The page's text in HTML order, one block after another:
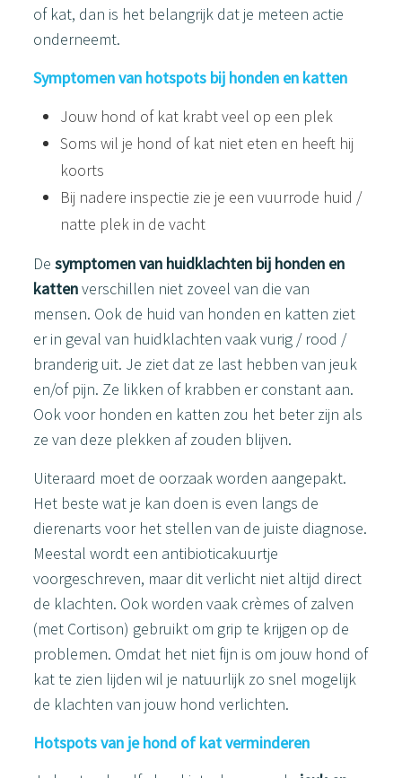
of kat, dan is het belangrijk dat je meteen actie
onderneemt.
Symptomen van hotspots bij honden en katten
Jouw hond of kat krabt veel op een plek
Soms wil je hond of kat niet eten en heeft hij
koorts
Bij nadere inspectie zie je een vuurrode huid /
natte plek in de vacht
De symptomen van huidklachten bij honden en
kattenverschillen niet zoveel van die van
mensen. Ook de huid van honden en katten ziet
er in geval van huidklachten vaak vurig / rood /
branderig uit. Je ziet dat ze last hebben van jeuk
en/of pijn. Ze likken of krabben er constant aan.
Ook voor honden en katten zou het beter zijn als
ze van deze plekken af zouden blijven.
Uiteraard moet de oorzaak worden aangepakt.
Het beste wat je kan doen is even langs de
dierenarts voor het stellen van de juiste diagnose.
Meestal wordt een antibioticakuurtje
voorgeschreven, maar dit verlicht niet altijd direct
de klachten. Ook worden vaak crèmes of zalven
(met Cortison) gebruikt om grip te krijgen op de
problemen. Omdat het niet fijn is om jouw hond of
kat te zien lijden wil je natuurlijk zo snel mogelijk
de klachten van jouw hond verlichten.
Hotspots van je hond of kat verminderen